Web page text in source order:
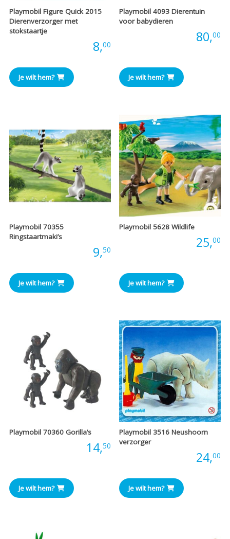
Playmobil Figure Quick 2015
Dierenverzorger met
stokstaartje
8,00
Je wilt hem?
Playmobil 4093 Dierentuin
voor babydieren
80,00
Je wilt hem?
Playmobil 70355
Ringstaartmaki’s
9,50
Je wilt hem?
Playmobil 5628 Wildlife
25,00
Je wilt hem?
Playmobil 70360 Gorilla’s
14,50
Je wilt hem?
Playmobil 3516 Neushoorn
verzorger
24,00
Je wilt hem?